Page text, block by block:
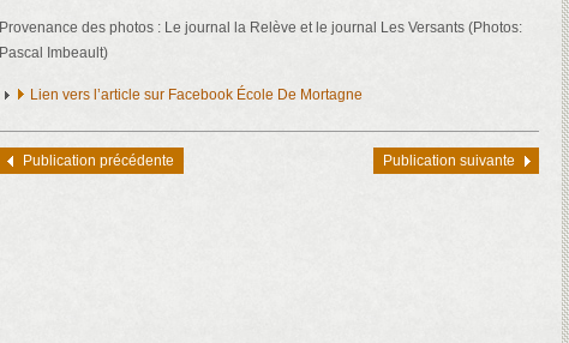
Provenance des photos : Le journal la Relève et le journal Les Versants (Photos:
Pascal Imbeault)
Lien vers l’article sur Facebook École De Mortagne
Publication précédente Publication suivante